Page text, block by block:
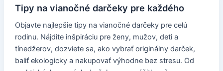
Tipy na vianočné darčeky pre každého
Objavte najlepšie tipy na vianočné darčeky pre celú
rodinu. Nájdite inšpiráciu pre ženy, mužov, deti a
tínedžerov, dozviete sa, ako vybrať originálny darček,
baliť ekologicky a nakupovať výhodne bez stresu. Od